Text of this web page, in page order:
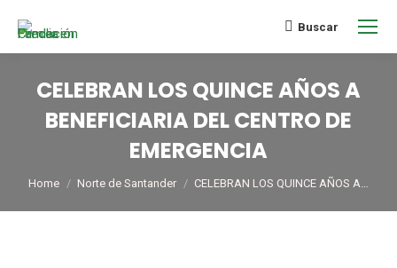
Buscar
CELEBRAN LOS QUINCE AÑOS A
BENEFICIARIA DEL CENTRO DE
EMERGENCIA
You are here:
Home Norte de Santander CELEBRAN LOS QUINCE AÑOS A…